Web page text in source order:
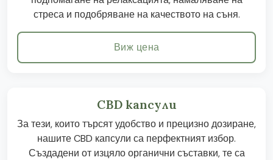
стреса и подобряване на качеството на съня.
Виж цена
CBD капсули
За тези, които търсят удобство и прецизно дозиране,
нашите CBD капсули са перфектният избор.
Създадени от изцяло органични съставки, те са